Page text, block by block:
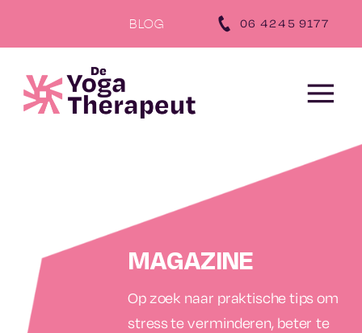
‪06 4245 9177‬
BLOG
Op zoek naar praktische tips om
stress te verminderen, beter te
MAGAZINE